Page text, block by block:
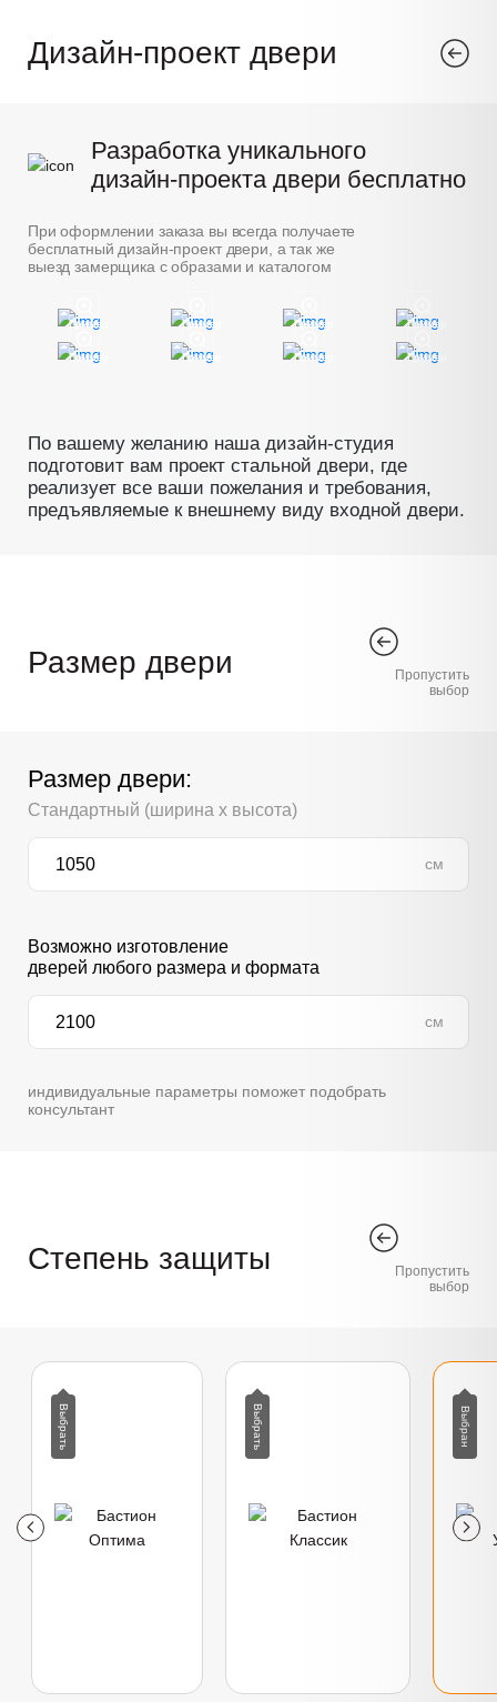
Дизайн-проект двери
Разработка уникального
дизайн-проекта двери бесплатно
При оформлении заказа вы всегда получаете
бесплатный дизайн-проект двери, а так же
выезд замерщика с образами и каталогом
Пример Пример Пример Пример
Пример Пример Пример Пример
По вашему желанию наша дизайн-студия
подготовит вам проект стальной двери, где
реализует все ваши пожелания и требования,
предъявляемые к внешнему виду входной двери.
Размер двери
Пропустить
выбор
Размер двери:
Стандартный (ширина х высота)
см
Возможно изготовление
дверей любого размера и формата
см
индивидуальные параметры поможет подобрать
консультант
Степень защиты
Пропустить
выбор